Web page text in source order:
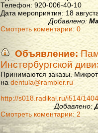
Телефон: 920-006-40-10
Дата мероприятия: 18
Добавлено:
Смотреть коментарии: 0
Объявление:
Инстербургской
Принимаются заказы.
на dentula@rambler.ru
http://s018.radikal.ru/i514/
Добавлено:
Смотреть коментарии: 2